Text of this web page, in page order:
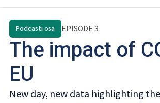
Podcasti osa EPISODE3
The impact of
EU
New day, new data highlighting